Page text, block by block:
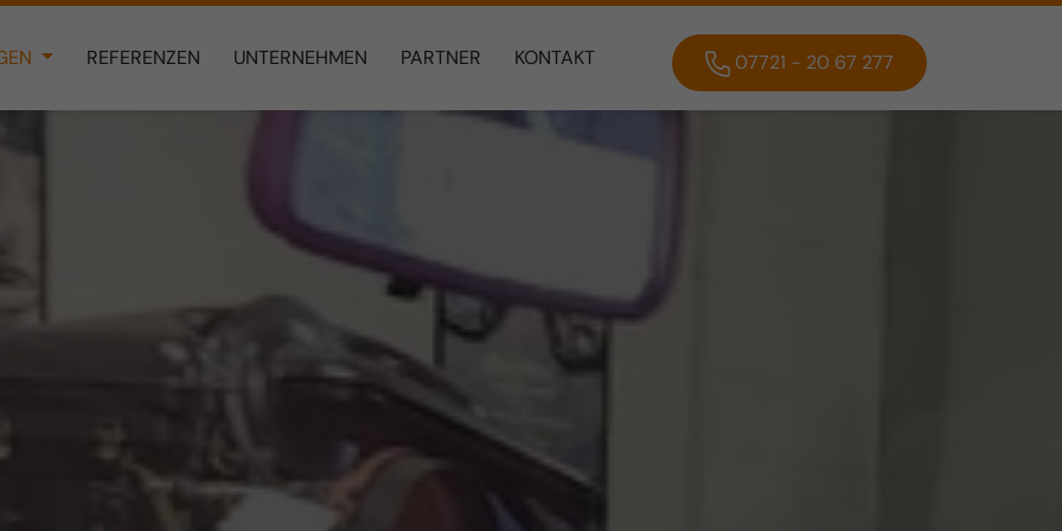
REFERENZEN UNTERNEHMEN PARTNER KONTAKT 07721 - 20 67 277